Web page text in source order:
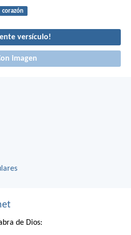
corazón
versículo!
imagen
de Dios: